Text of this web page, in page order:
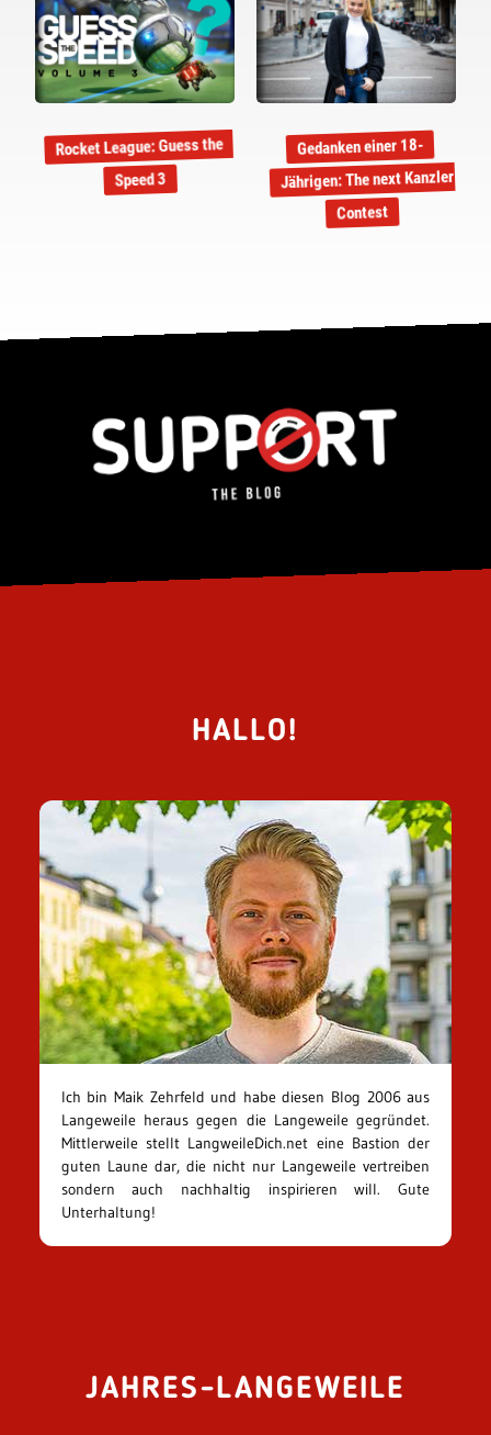
Rocket League: Guess the
Speed 3
Gedanken einer 18-
Jährigen: The next Kanzler
Contest
HALLO!
Ich bin Maik Zehrfeld und habe diesen Blog 2006 aus
Langeweile heraus gegen die Langeweile gegründet.
Mittlerweile stellt LangweileDich.net eine Bastion der
guten Laune dar, die nicht nur Langeweile vertreiben
sondern auch nachhaltig inspirieren will. Gute
Unterhaltung!
JAHRES-LANGEWEILE